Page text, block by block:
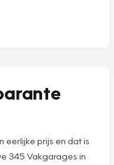
eerlijke prijs en dat is
345 Vakgarages in